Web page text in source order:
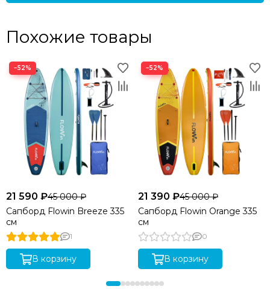
Похожие товары
−52%
21 590 ₽45 000 ₽
Сапборд Flowin Breeze 335
см
1
В корзину
−52%
21 390 ₽45 000 ₽
Сапборд Flowin Orange 335
см
0
В корзину